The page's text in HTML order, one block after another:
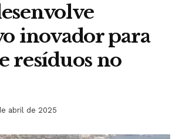
inovador para
resíduos no
abril de 2025